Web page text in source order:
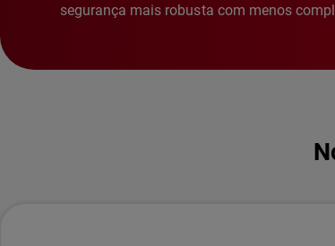
segurança mais robusta com menos